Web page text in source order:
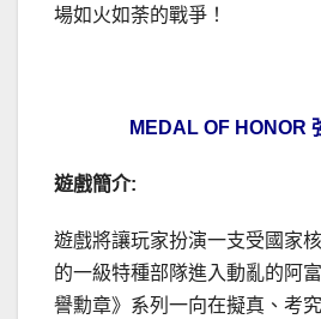
場如火如荼的戰爭！
MEDAL OF HONOR
遊戲簡介:
遊戲將讓玩家扮演一支受國家
的一級特種部隊進入動亂的阿
譽勳章》系列一向在擬真、考